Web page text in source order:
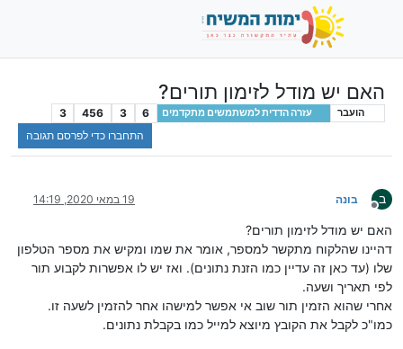
האם יש מודל לזימון תורים?
הועבר עזרה הדדית למשתמשים מתקדמים 6
3
456
3
התחברו כדי לפרסם תגובה
ב
מנותק
בונה 19 במאי 2020, 14:19
האם יש מודל לזימון תורים?
דהיינו שהלקוח מתקשר למספר, אומר את שמו ומקיש את מספר הטלפון
שלו (עד כאן זה עדיין כמו הזנת נתונים). ואז יש לו אפשרות לקבוע תור
לפי תאריך ושעה.
אחרי שהוא הזמין תור שוב אי אפשר למישהו אחר להזמין לשעה זו.
כמו"כ לקבל את הקובץ מיוצא למייל כמו בקבלת נתונים.